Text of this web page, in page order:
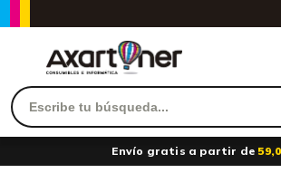
Envío gratis a partir de